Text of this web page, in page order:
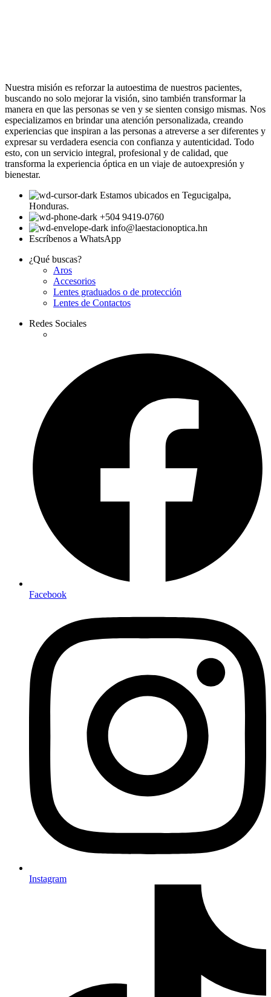
Nuestra misión es reforzar la autoestima de nuestros pacientes,
buscando no solo mejorar la visión, sino también transformar la
manera en que las personas se ven y se sienten consigo mismas. Nos
especializamos en brindar una atención personalizada, creando
experiencias que inspiran a las personas a atreverse a ser diferentes y
expresar su verdadera esencia con confianza y autenticidad. Todo
esto, con un servicio integral, profesional y de calidad, que
transforma la experiencia óptica en un viaje de autoexpresión y
bienestar.
Estamos ubicados en Tegucigalpa,
Honduras.
+504 9419-0760
info@laestacionoptica.hn
Escríbenos a WhatsApp
¿Qué buscas?
Aros
Accesorios
Lentes graduados o de protección
Lentes de Contactos
Redes Sociales
Facebook
Instagram